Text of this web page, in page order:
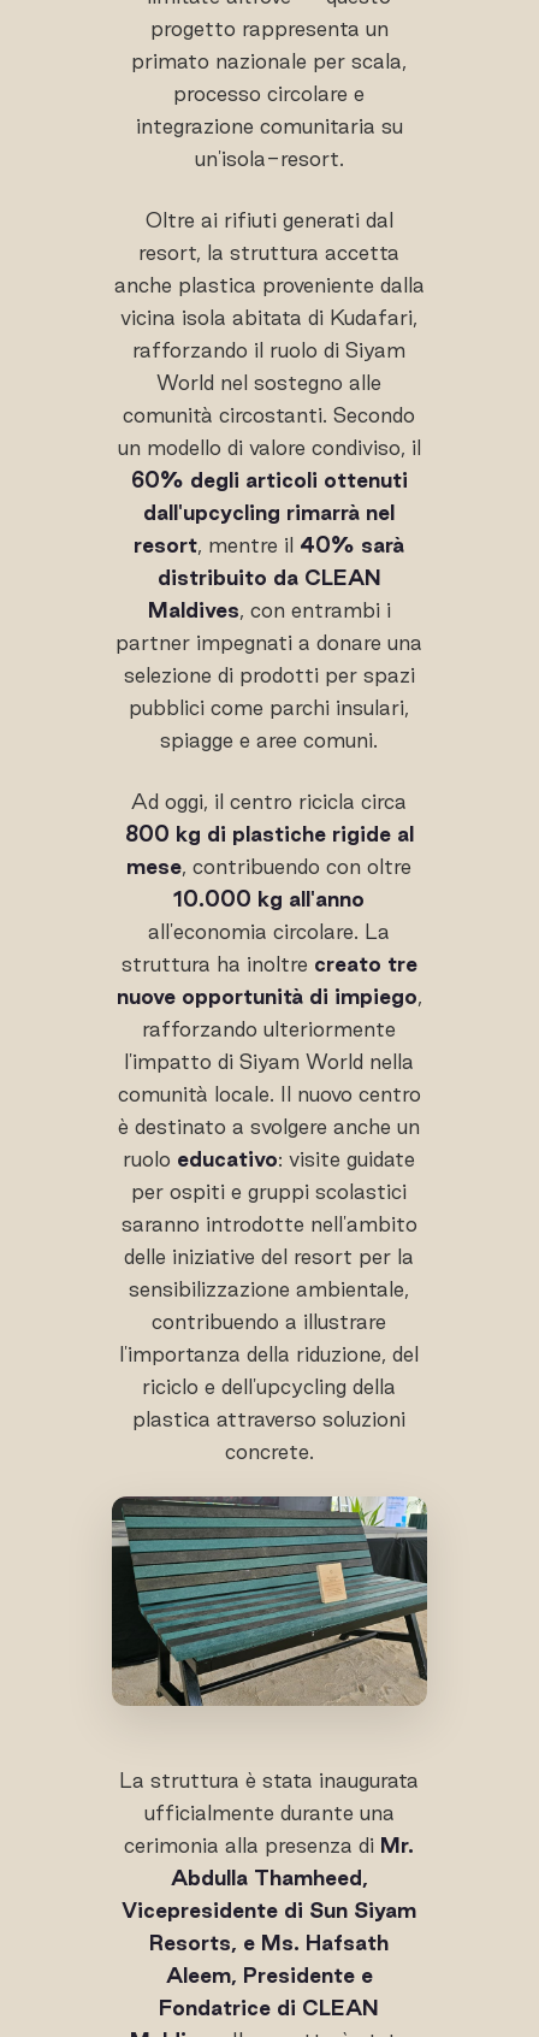
progetto rappresenta un
primato nazionale per scala,
processo circolare e
integrazione comunitaria su
un'isola-resort.
Oltre ai rifiuti generati dal
resort, la struttura accetta
anche plastica proveniente dalla
vicina isola abitata di Kudafari,
rafforzando il ruolo di Siyam
World nel sostegno alle
comunità circostanti. Secondo
un modello di valore condiviso, il
60% degli articoli ottenuti
dall'upcycling rimarrà nel
resort, mentre il 40% sarà
distribuito da CLEAN
Maldives, con entrambi i
partner impegnati a donare una
selezione di prodotti per spazi
pubblici come parchi insulari,
spiagge e aree comuni.
Ad oggi, il centro ricicla circa
800 kg di plastiche rigide al
mese, contribuendo con oltre
10.000 kg all'anno
all'economia circolare. La
struttura ha inoltre creato tre
nuove opportunità di impiego,
rafforzando ulteriormente
l'impatto di Siyam World nella
comunità locale. Il nuovo centro
è destinato a svolgere anche un
ruolo educativo: visite guidate
per ospiti e gruppi scolastici
saranno introdotte nell'ambito
delle iniziative del resort per la
sensibilizzazione ambientale,
contribuendo a illustrare
l'importanza della riduzione, del
riciclo e dell'upcycling della
plastica attraverso soluzioni
concrete.
La struttura è stata inaugurata
ufficialmente durante una
cerimonia alla presenza di Mr.
Abdulla Thamheed,
Vicepresidente di Sun Siyam
Resorts, e Ms. Hafsath
Aleem, Presidente e
Fondatrice di CLEAN